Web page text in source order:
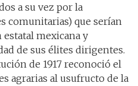
a su vez por la
comunitarias) que serían
mexicana y
de sus élites dirigentes.
de 1917 reconoció el
agrarias al usufructo de la